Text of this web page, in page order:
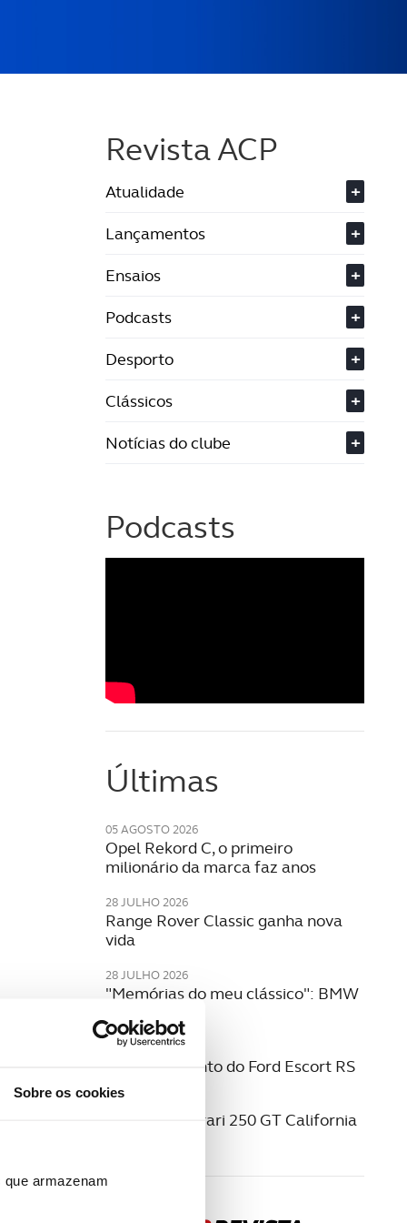
Sobre os cookies
armazenam
Revista ACP
Atualidade
+
Lançamentos
+
Ensaios
+
Podcasts
+
Desporto
+
Clássicos
+
Notícias do clube
+
Podcasts
Últimas
05 AGOSTO 2026
Opel Rekord C, o primeiro
milionário da marca faz anos
28 JULHO 2026
Range Rover Classic ganha nova
vida
28 JULHO 2026
"Memórias do meu clássico": BMW
22 JULHO 2026
O renascimento do Ford Escort RS
16 JULHO 2026
O icónico Ferrari 250 GT California